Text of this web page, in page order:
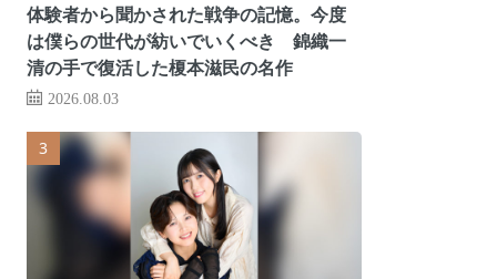
体験者から聞かされた戦争の記憶。今度
は僕らの世代が紡いでいくべき 錦織一
清の手で復活した榎本滋民の名作
2026.08.03